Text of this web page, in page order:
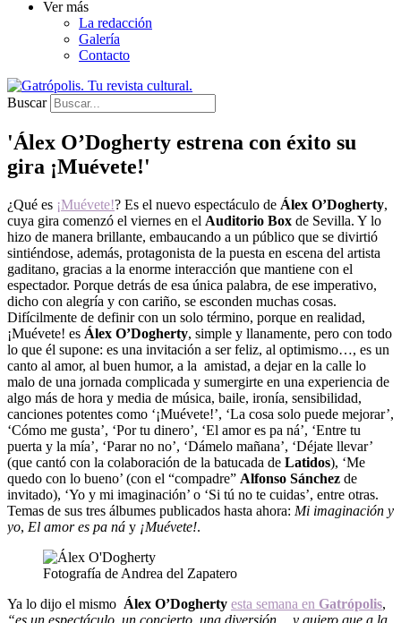
Ver más
La redacción
Galería
Contacto
Buscar
'Álex O’Dogherty estrena con éxito su
gira ¡Muévete!'
¿Qué es ¡Muévete!? Es el nuevo espectáculo de Álex O’Dogherty,
cuya gira comenzó el viernes en el Auditorio Box de Sevilla. Y lo
hizo de manera brillante, embaucando a un público que se divirtió
sintiéndose, además, protagonista de la puesta en escena del artista
gaditano, gracias a la enorme interacción que mantiene con el
espectador. Porque detrás de esa única palabra, de ese imperativo,
dicho con alegría y con cariño, se esconden muchas cosas.
Difícilmente de definir con un solo término, porque en realidad,
¡Muévete! es Álex O’Dogherty, simple y llanamente, pero con todo
lo que él supone: es una invitación a ser feliz, al optimismo…, es un
canto al amor, al buen humor, a la amistad, a dejar en la calle lo
malo de una jornada complicada y sumergirte en una experiencia de
algo más de hora y media de música, baile, ironía, sensibilidad,
canciones potentes como ‘¡Muévete!’, ‘La cosa solo puede mejorar’,
‘Cómo me gusta’, ‘Por tu dinero’, ‘El amor es pa ná’, ‘Entre tu
puerta y la mía’, ‘Parar no no’, ‘Dámelo mañana’, ‘Déjate llevar’
(que cantó con la colaboración de la batucada de Latidos), ‘Me
quedo con lo bueno’ (con el “compadre” Alfonso Sánchez de
invitado), ‘Yo y mi imaginación’ o ‘Si tú no te cuidas’, entre otras.
Temas de sus tres álbumes publicados hasta ahora: Mi imaginación y
yo, El amor es pa ná y ¡Muévete!.
Fotografía de Andrea del Zapatero
Ya lo dijo el mismo Álex O’Dogherty esta semana en Gatrópolis,
“es un espectáculo, un concierto, una diversión… y quiero que a la